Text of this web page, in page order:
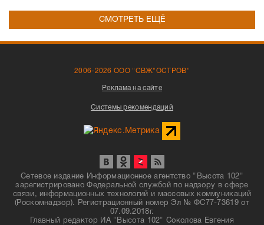
СМОТРЕТЬ ЕЩЁ
2006-2026 ООО "СВЖ"ОСТРОВ"
Реклама на сайте
Системы рекомендаций
Сетевое издание Информационное агентство "Высота 102"
зарегистрировано Федеральной службой по надзору в сфере
связи, информационных технологий и массовых коммуникаций
(Роскомнадзор). Регистрационный номер Эл № ФС77-73619 от
07.09.2018г.
Главный редактор ИА "Высота 102" Соколова Евгения